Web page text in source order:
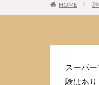
HOME
スーパ
験はあ